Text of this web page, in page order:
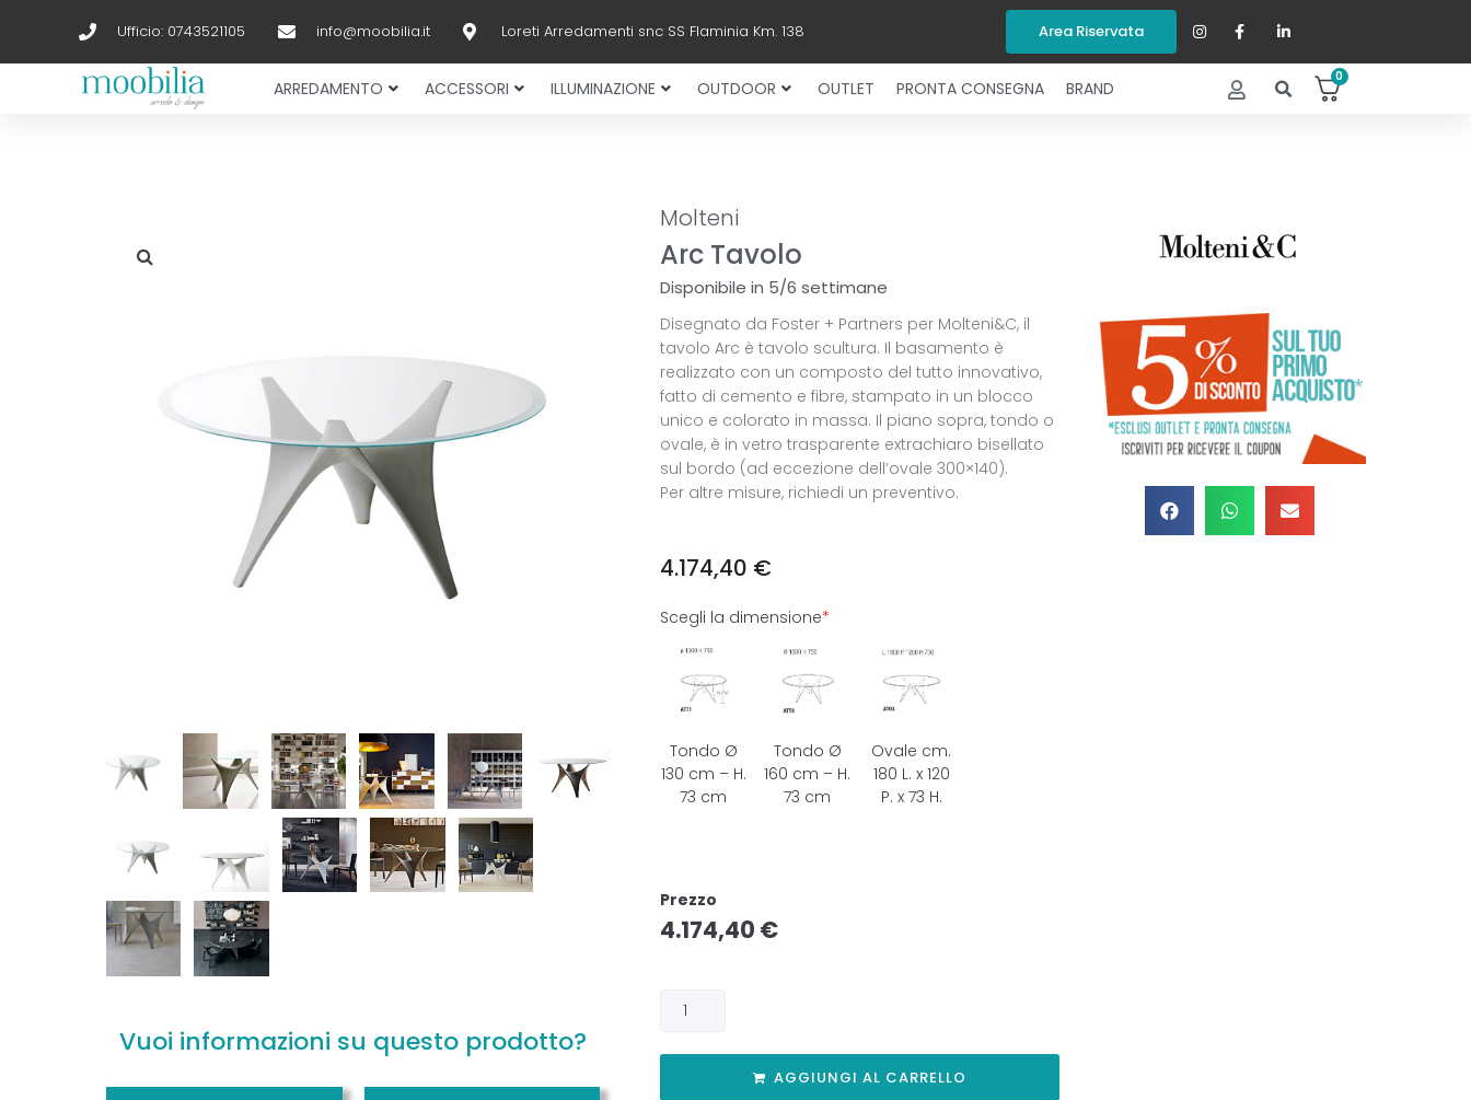
Ufficio: 0743521105 info@moobilia.it Loreti Arredamenti snc SS Flaminia Km. 138 Area Riservata
ARREDAMENTO ACCESSORI ILLUMINAZIONE OUTDOOR OUTLET PRONTA CONSEGNA BRAND
0
Vuoi informazioni su questo prodotto?
Molteni
Arc Tavolo
Disponibile in 5/6 settimane
Disegnato da Foster + Partners per Molteni&C, il
tavolo Arc è tavolo scultura. Il basamento è
realizzato con un composto del tutto innovativo,
fatto di cemento e fibre, stampato in un blocco
unico e colorato in massa. Il piano sopra, tondo o
ovale, è in vetro trasparente extrachiaro bisellato
sul bordo (ad eccezione dell’ovale 300×140).
Per altre misure, richiedi un preventivo.
4.174,40 €
Scegli la dimensione*
Tondo Ø
130 cm – H.
73 cm
Tondo Ø
160 cm – H.
73 cm
Ovale cm.
180 L. x 120
P. x 73 H.
Prezzo
4.174,40 €
AGGIUNGI AL CARRELLO